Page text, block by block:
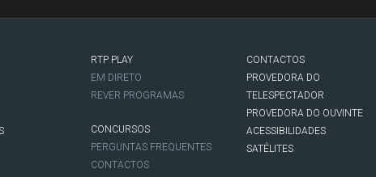
RTP PLAY
EM DIRETO
REVER PROGRAMAS
CONCURSOS
PERGUNTAS FREQUENTES
CONTACTOS
CONTACTOS
PROVEDORA DO
TELESPECTADOR
PROVEDORA DO OUVINTE
ACESSIBILIDADES
SATÉLITES